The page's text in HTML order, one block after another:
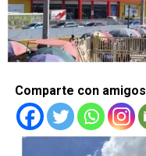
Comparte con amigos